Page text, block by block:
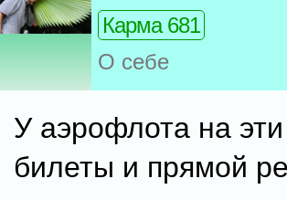
Карма 681
О себе
У аэрофлота на
билеты и прямой